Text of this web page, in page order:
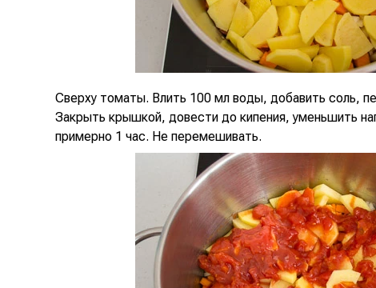
Сверху томаты. Влить 100 мл воды, добавить соль,
Закрыть крышкой, довести до кипения, уменьшить
примерно 1 час. Не перемешивать.